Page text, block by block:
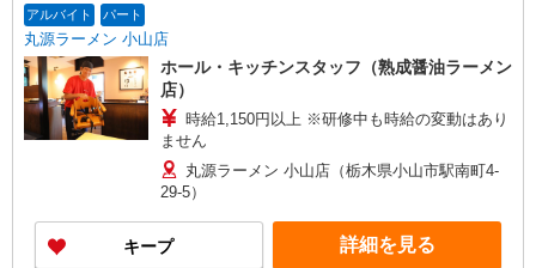
アルバイト パート
丸源ラーメン 小山店
ホール・キッチンスタッフ（熟成醤油ラーメン
店）
時給1,150円以上 ※研修中も時給の変動はあり
ません
丸源ラーメン 小山店（栃木県小山市駅南町4-
29-5）
キープ 詳細を見る